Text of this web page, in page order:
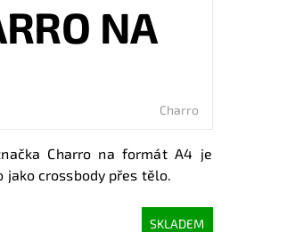
NA
Charro
Charro na formát A4 je
jako crossbody přes tělo.
SKLADEM